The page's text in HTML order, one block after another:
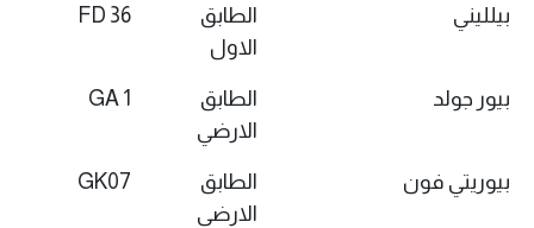
بيلليني
الطابق
الاول
FD 36
بيور جولد
الطابق
الارضي
GA 1
بيوريتي فون
الطابق
الارضي
GK07